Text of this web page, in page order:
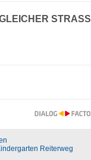
STRASSE
Reiterweg